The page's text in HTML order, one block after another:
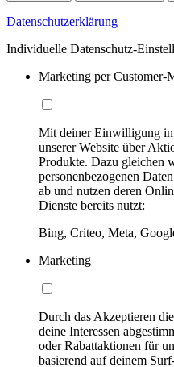
Datenschutzerklärung
Individuelle Datenschutz-
Marketing per Customer-
Mit deiner Einwilligung
unserer Website über
Produkte. Dazu gleichen
personenbezogenen
ab und nutzen deren
Dienste bereits nutzt:
Bing, Criteo, Meta,
Marketing
Durch das Akzeptieren
deine Interessen
oder Rabattaktionen für
basierend auf deinem